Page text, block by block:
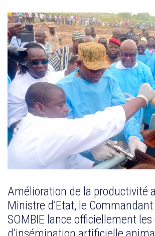
Amélioration de la productivité
Ministre d’Etat, le
SOMBIE lance officiellement